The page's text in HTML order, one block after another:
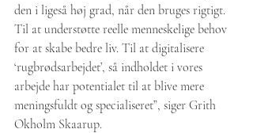
den i ligeså høj grad, når den bruges rigtigt.
Til at understøtte reelle menneskelige behov
for at skabe bedre liv. Til at digitalisere
‘rugbrødsarbejdet’, så indholdet i vores
arbejde har potentialet til at blive mere
meningsfuldt og specialiseret”, siger Grith
Okholm Skaarup.